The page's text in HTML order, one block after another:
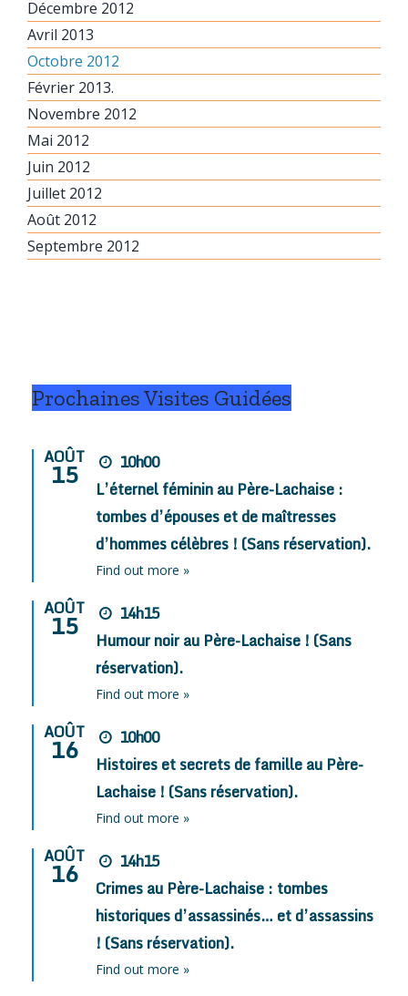
Décembre 2012
Avril 2013
Octobre 2012
Février 2013.
Novembre 2012
Mai 2012
Juin 2012
Juillet 2012
Août 2012
Septembre 2012
Prochaines Visites Guidées
AOÛT
15
10h00
L’éternel féminin au Père-Lachaise :
tombes d’épouses et de maîtresses
d’hommes célèbres ! (Sans réservation).
Find out more »
AOÛT
15
14h15
Humour noir au Père-Lachaise ! (Sans
réservation).
Find out more »
AOÛT
16
10h00
Histoires et secrets de famille au Père-
Lachaise ! (Sans réservation).
Find out more »
AOÛT
16
14h15
Crimes au Père-Lachaise : tombes
historiques d’assassinés… et d’assassins
! (Sans réservation).
Find out more »